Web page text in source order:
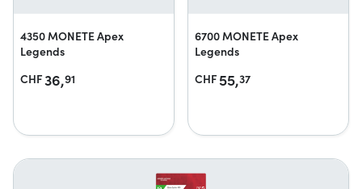
4350 MONETE Apex
Legends
CHF36,91
6700 MONETE Apex
Legends
CHF 55,37